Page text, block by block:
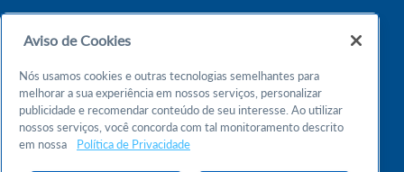
Atendimento 24h
Chame no WhatsApp
Aviso de Cookies
Nós usamos cookies e outras tecnologias semelhantes para
melhorar a sua experiência em nossos serviços, personalizar
publicidade e recomendar conteúdo de seu interesse. Ao utilizar
nossos serviços, você concorda com tal monitoramento descrito
em nossa
Política de Privacidade